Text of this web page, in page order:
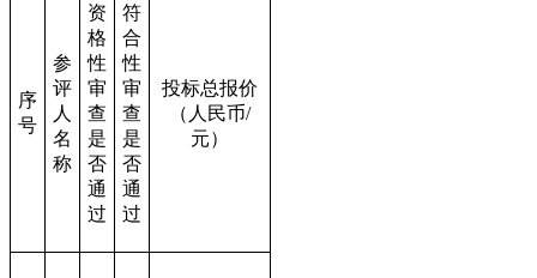
序
号
参
评
人
名
称
资
格
性
审
查
是
否
通
过
符
合
性
审
查
是
否
通
过
投标总报价
（人民币/
元）